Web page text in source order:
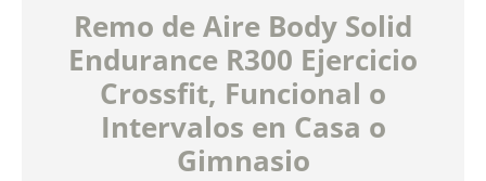
Remo de Aire Body Solid
Endurance R300 Ejercicio
Crossfit, Funcional o
Intervalos en Casa o
Gimnasio